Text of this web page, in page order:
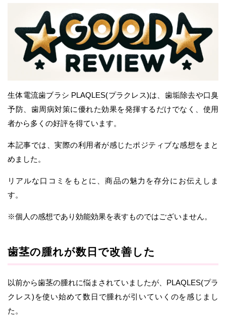
生体電流歯ブラシ PLAQLES(プラクレス)は、歯垢除去や口臭
予防、歯周病対策に優れた効果を発揮するだけでなく、使用
者から多くの好評を得ています。
本記事では、実際の利用者が感じたポジティブな感想をまと
めました。
リアルな口コミをもとに、商品の魅力を存分にお伝えしま
す。
※個人の感想であり効能効果を表すものではございません。
歯茎の腫れが数日で改善した
以前から歯茎の腫れに悩まされていましたが、PLAQLES(プラ
クレス)を使い始めて数日で腫れが引いていくのを感じまし
た。